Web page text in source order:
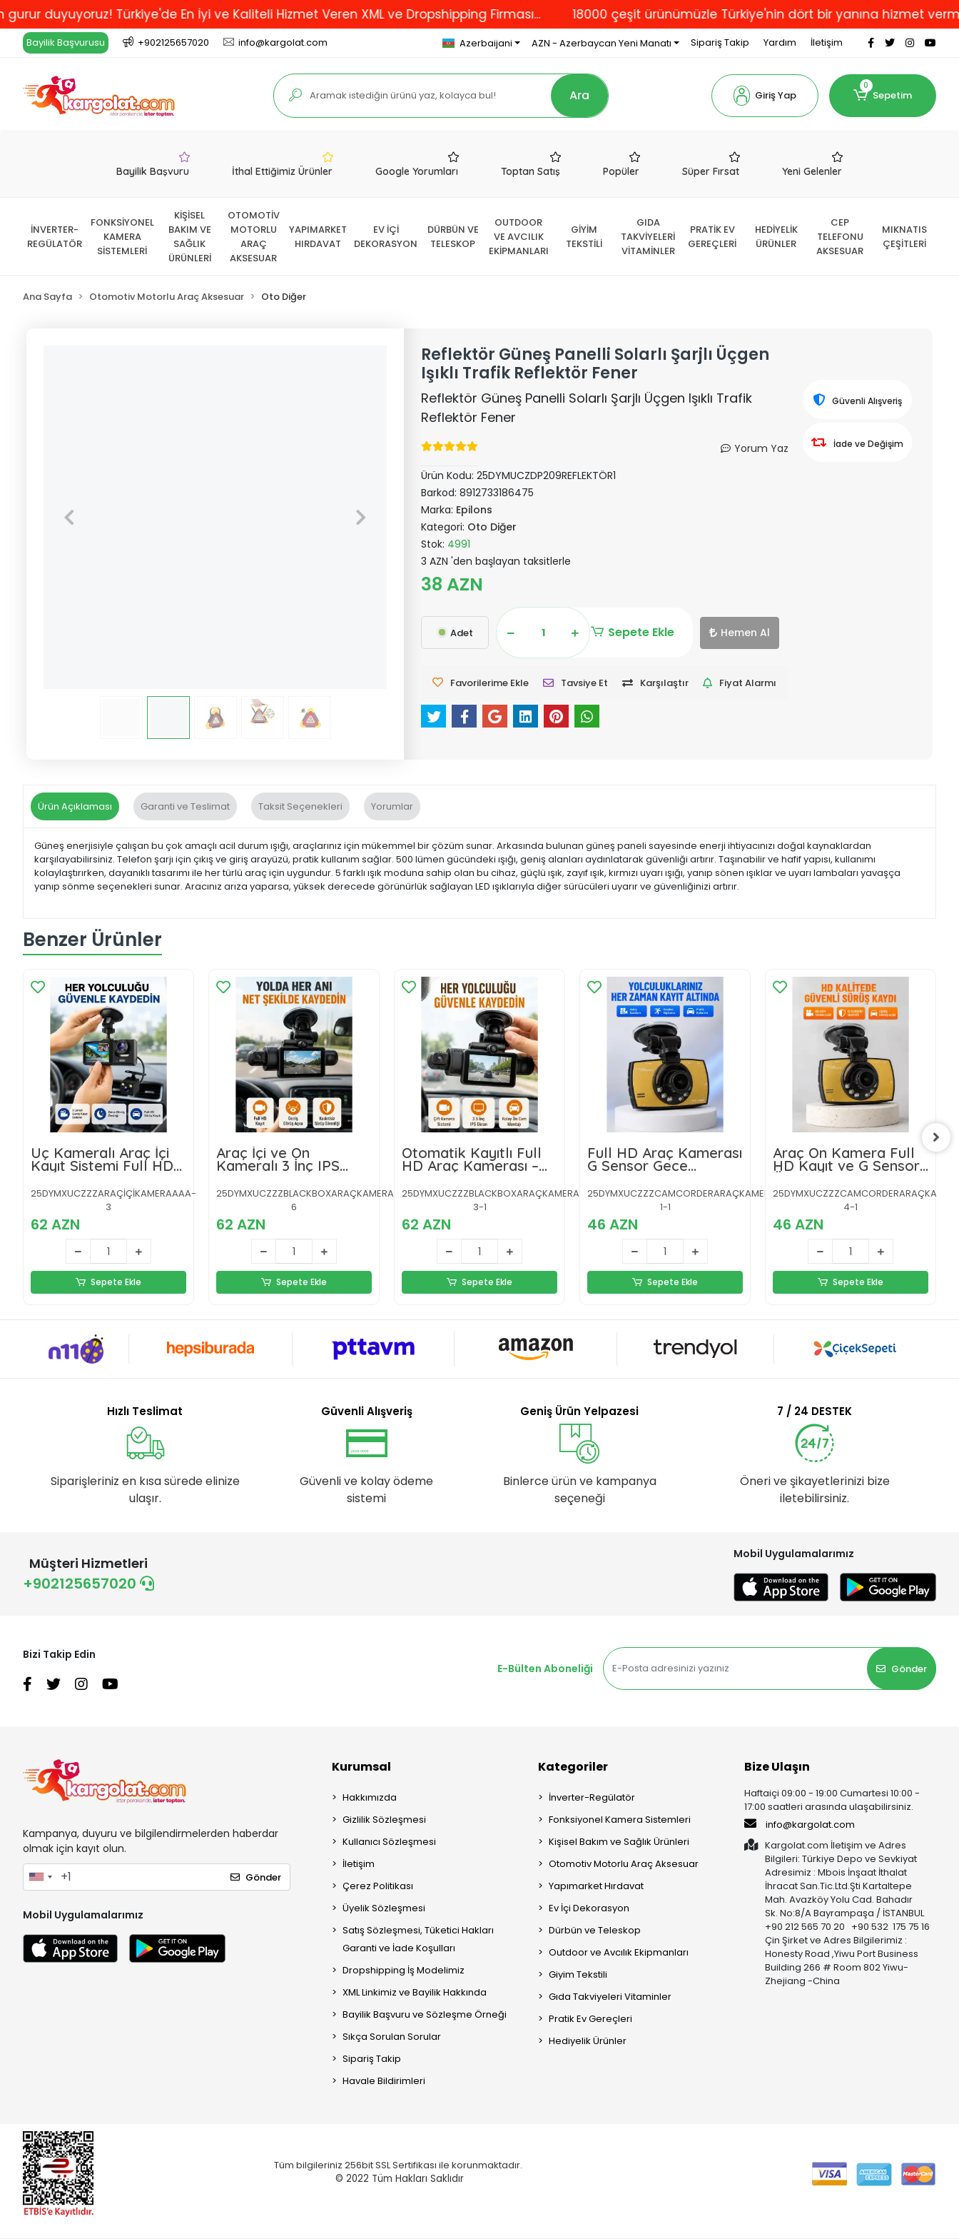
Türkiye'de En İyi ve Kaliteli Hizmet Veren XML ve Dropshipping Firması... 18000 çeşit ürünümüzle Türkiye'nin dört bir yanına hizmet vermekten
Bayilik Başvurusu +902125657020 info@kargolat.com Azerbaijani AZN - Azerbaycan Yeni Manatı Sipariş Takip Yardım İletişim
Ara Giriş Yap
0
Sepetim
Bayilik Başvuru İthal Ettiğimiz Ürünler Google Yorumları Toptan Satış Popüler Süper Fırsat Yeni Gelenler
İNVERTER-
REGÜLATÖR
FONKSİYONEL
KAMERA
SİSTEMLERİ
KİŞİSEL
BAKIM VE
SAĞLIK
ÜRÜNLERİ
OTOMOTİV
MOTORLU
ARAÇ
AKSESUAR
YAPIMARKET
HIRDAVAT
EV İÇİ
DEKORASYON
DÜRBÜN VE
TELESKOP
OUTDOOR
VE AVCILIK
EKİPMANLARI
GİYİM
TEKSTİLİ
GIDA
TAKVİYELERİ
VİTAMİNLER
PRATİK EV
GEREÇLERİ
HEDİYELİK
ÜRÜNLER
CEP
TELEFONU
AKSESUAR
MIKNATIS
ÇEŞİTLERİ
Ana Sayfa Otomotiv Motorlu Araç Aksesuar Oto Diğer
Reflektör Güneş Panelli Solarlı Şarjlı Üçgen
Işıklı Trafik Reflektör Fener
Reflektör Güneş Panelli Solarlı Şarjlı Üçgen Işıklı Trafik
Reflektör Fener
Yorum Yaz
Ürün Kodu:25DYMUCZDP209REFLEKTÖR1
Barkod:8912733186475
Marka: Epilons
Kategori: Oto Diğer
Stok: 4991
3 AZN 'den başlayan taksitlerle
38 AZN
Adet Sepete Ekle Hemen Al
Favorilerime Ekle Tavsiye Et Karşılaştır Fiyat Alarmı
Güvenli Alışveriş
İade ve Değişim
Ürün Açıklaması Garanti ve Teslimat Taksit Seçenekleri Yorumlar
Güneş enerjisiyle çalışan bu çok amaçlı acil durum ışığı, araçlarınız için mükemmel bir çözüm sunar. Arkasında bulunan güneş paneli sayesinde enerji ihtiyacınızı doğal kaynaklardan
karşılayabilirsiniz. Telefon şarjı için çıkış ve giriş arayüzü, pratik kullanım sağlar. 500 lümen gücündeki ışığı, geniş alanları aydınlatarak güvenliği artırır. Taşınabilir ve hafif yapısı, kullanımı
kolaylaştırırken, dayanıklı tasarımı ile her türlü araç için uygundur. 5 farklı ışık moduna sahip olan bu cihaz, güçlü ışık, zayıf ışık, kırmızı uyarı ışığı, yanıp sönen ışıklar ve uyarı lambaları yavaşça
yanıp sönme seçenekleri sunar. Aracınız arıza yaparsa, yüksek derecede görünürlük sağlayan LED ışıklarıyla diğer sürücüleri uyarır ve güvenliğinizi artırır.
Benzer Ürünler
Üç Kameralı Araç İçi
Kayıt Sistemi Full HD
Gece Görüşlü ve G-
Sensör Destekli
25DYMXUCZZZARAÇİÇİKAMERAAAA-
3
62 AZN
Sepete Ekle
Araç İçi ve Ön
Kameralı 3 İnç IPS
Ekranlı Full HD
Güvenlik Kamerası
25DYMXUCZZZBLACKBOXARAÇKAMERASI-
6
62 AZN
Sepete Ekle
Otomatik Kayıtlı Full
HD Araç Kamerası –
Döngüsel Kayıt ve
Hareket Algılama
25DYMXUCZZZBLACKBOXARAÇKAMERASI-
3-1
62 AZN
Sepete Ekle
Full HD Araç Kamerası
G Sensor Gece
25DYMXUCZZZCAMCORDERARAÇKAMERA-
1-1
46 AZN
Sepete Ekle
Araç Ön Kamera Full
HD Kayıt ve G Sensor
Özellikli
4-1
46 AZN
Sepete Ekle
Hızlı Teslimat
Siparişleriniz en kısa sürede elinize
ulaşır.
Güvenli Alışveriş
Güvenli ve kolay ödeme
sistemi
Geniş Ürün Yelpazesi
Binlerce ürün ve kampanya
seçeneği
7 / 24 DESTEK
Öneri ve şikayetlerinizi bize
iletebilirsiniz.
Müşteri Hizmetleri
+902125657020
Mobil Uygulamalarımız
Bizi Takip Edin
E-Bülten Aboneliği
Gönder
Kampanya, duyuru ve bilgilendirmelerden haberdar
olmak için kayıt olun.
Gönder
Mobil Uygulamalarımız
Kurumsal
Hakkımızda
Gizlilik Sözleşmesi
Kullanıcı Sözleşmesi
İletişim
Çerez Politikası
Üyelik Sözleşmesi
Satış Sözleşmesi, Tüketici Hakları
Garanti ve İade Koşulları
Dropshipping İş Modelimiz
XML Linkimiz ve Bayilik Hakkında
Bayilik Başvuru ve Sözleşme Örneği
Sıkça Sorulan Sorular
Sipariş Takip
Havale Bildirimleri
Kategoriler
İnverter-Regülatör
Fonksiyonel Kamera Sistemleri
Kişisel Bakım ve Sağlık Ürünleri
Otomotiv Motorlu Araç Aksesuar
Yapımarket Hırdavat
Ev İçi Dekorasyon
Dürbün ve Teleskop
Outdoor ve Avcılık Ekipmanları
Giyim Tekstili
Gıda Takviyeleri Vitaminler
Pratik Ev Gereçleri
Hediyelik Ürünler
Bize Ulaşın
Haftaiçi 09:00 - 19:00 Cumartesi 10:00 -
17:00 saatleri arasında ulaşabilirsiniz.
info@kargolat.com
Kargolat.com İletişim ve Adres
Bilgileri: Türkiye Depo ve Sevkiyat
Adresimiz : Mbois İnşaat İthalat
İhracat San.Tic.Ltd.Şti Kartaltepe
Mah. Avazköy Yolu Cad. Bahadır
Sk. No:8/A Bayrampaşa / İSTANBUL
+90 212 565 70 20 +90 532 175 75 16
Çin Şirket ve Adres Bilgilerimiz :
Honesty Road ,Yiwu Port Business
Building 266 # Room 802 Yiwu-
Zhejiang -China
Tüm bilgileriniz 256bit SSL Sertifikası ile korunmaktadır.
© 2022 Tüm Hakları Saklıdır